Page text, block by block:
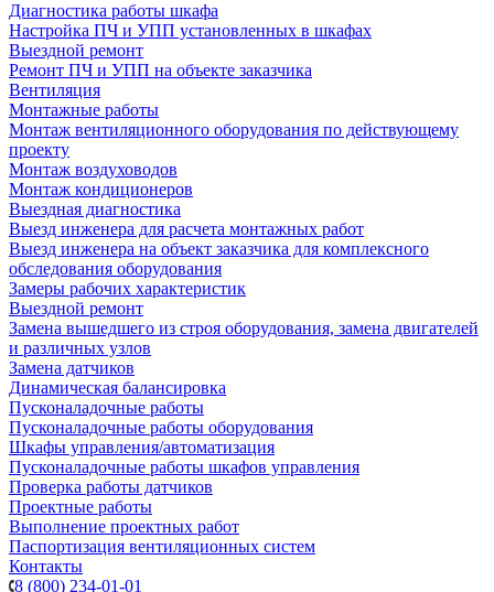
Диагностика работы шкафа
Настройка ПЧ и УПП установленных в шкафах
Выездной ремонт
Ремонт ПЧ и УПП на объекте заказчика
Вентиляция
Монтажные работы
Монтаж вентиляционного оборудования по действующему
проекту
Монтаж воздуховодов
Монтаж кондиционеров
Выездная диагностика
Выезд инженера для расчета монтажных работ
Выезд инженера на объект заказчика для комплексного
обследования оборудования
Замеры рабочих характеристик
Выездной ремонт
Замена вышедшего из строя оборудования, замена двигателей
и различных узлов
Замена датчиков
Динамическая балансировка
Пусконаладочные работы
Пусконаладочные работы оборудования
Шкафы управления/автоматизация
Пусконаладочные работы шкафов управления
Проверка работы датчиков
Проектные работы
Выполнение проектных работ
Паспортизация вентиляционных систем
Контакты
8 (800) 234-01-01